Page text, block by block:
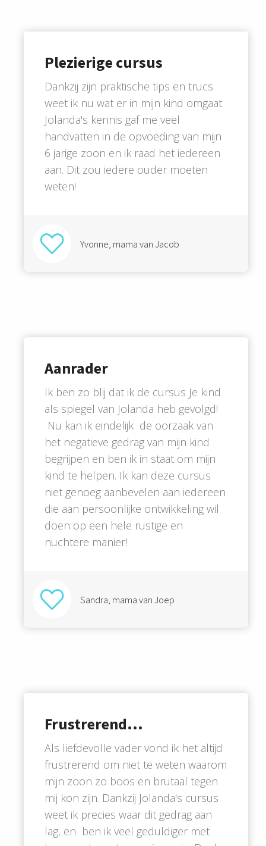
Plezierige cursus
Dankzij zijn praktische tips en trucs
weet ik nu wat er in mijn kind omgaat.
Jolanda's kennis gaf me veel
handvatten in de opvoeding van mijn
6 jarige zoon en ik raad het iedereen
aan. Dit zou iedere ouder moeten
weten!
Yvonne, mama van Jacob
Aanrader
Ik ben zo blij dat ik de cursus Je kind
als spiegel van Jolanda heb gevolgd!
Nu kan ik eindelijk de oorzaak van
het negatieve gedrag van mijn kind
begrijpen en ben ik in staat om mijn
kind te helpen. Ik kan deze cursus
niet genoeg aanbevelen aan iedereen
die aan persoonlijke ontwikkeling wil
doen op een hele rustige en
nuchtere manier!
Sandra, mama van Joep
Frustrerend...
Als liefdevolle vader vond ik het altijd
frustrerend om niet te weten waarom
mijn zoon zo boos en brutaal tegen
mij kon zijn. Dankzij Jolanda's cursus
weet ik precies waar dit gedrag aan
lag, en ben ik veel geduldiger met